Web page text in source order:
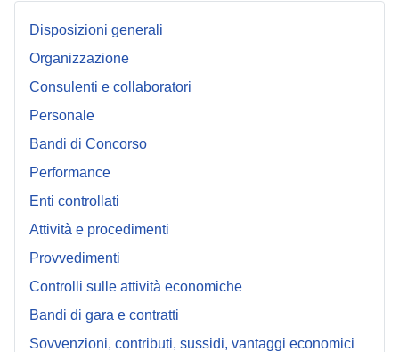
Disposizioni generali
Organizzazione
Consulenti e collaboratori
Personale
Bandi di Concorso
Performance
Enti controllati
Attività e procedimenti
Provvedimenti
Controlli sulle attività economiche
Bandi di gara e contratti
Sovvenzioni, contributi, sussidi, vantaggi economici